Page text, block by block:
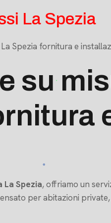
La Spezia
Spezia fornitura e
su
La Spezia, offriamo un
per abitazioni